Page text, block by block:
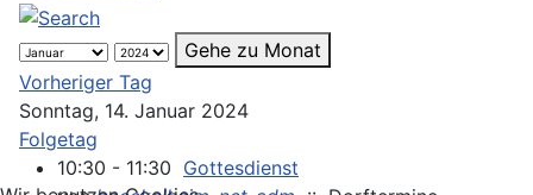
Gehe zu Monat
Vorheriger Tag
Sonntag, 14. Januar 2024
Folgetag
10:30 - 11:30 Gottesdienst